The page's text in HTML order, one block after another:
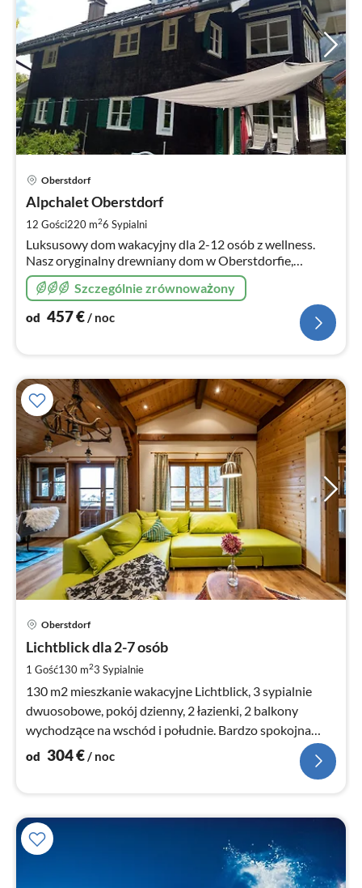
Oberstdorf
Alpchalet Oberstdorf
12 Gości220 m26 Sypialni
Luksusowy dom wakacyjny dla 2-12 osób z wellness.
Nasz oryginalny drewniany dom w Oberstdorfie,
pięknie odnowiony, z małą strefą wellness i fitness.
Szczególnie zrównoważony
od 457€/ noc
Oberstdorf
Lichtblick dla 2-7 osób
1 Gość130 m23 Sypialnie
130 m2 mieszkanie wakacyjne Lichtblick, 3 sypialnie
dwuosobowe, pokój dzienny, 2 łazienki, 2 balkony
wychodzące na wschód i południe. Bardzo spokojna
lokalizacja, bezpośrednio przy szlakach turystycznych.
od 304€/ noc